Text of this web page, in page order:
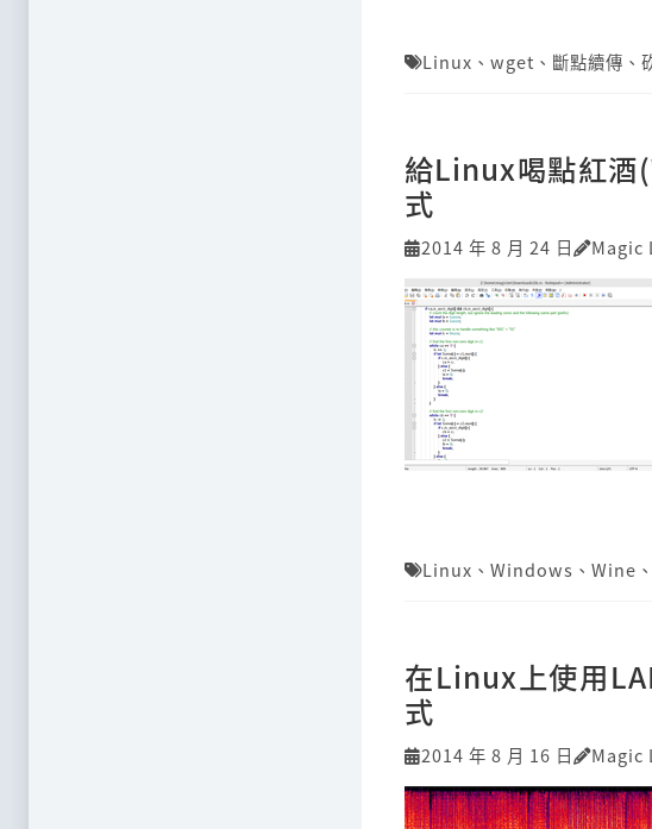
Linux 、 wget 、 斷點續傳 、
給Linux喝點紅酒
式
2014 年 8 月 24 日 Magic
Linux 、 Windows 、 Wine 、
在Linux上使用
式
2014 年 8 月 16 日 Magic